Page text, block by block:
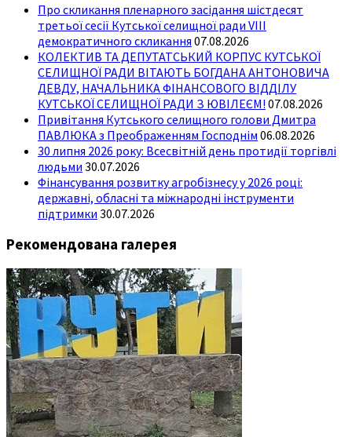
Про скликання пленарного засідання шістдесят
третьої сесії Кутської селищної ради VIII
демократичного скликання 07.08.2026
КОЛЕКТИВ ТА ДЕПУТАТСЬКИЙ КОРПУС КУТСЬКОЇ
СЕЛИЩНОЇ РАДИ ВІТАЮТЬ БОГДАНА АНТОНОВИЧА
ДЕВДУ, НАЧАЛЬНИКА ФІНАНСОВОГО ВІДДІЛУ
КУТСЬКОЇ СЕЛИЩНОЇ РАДИ З ЮВІЛЕЄМ! 07.08.2026
Привітання Кутського селищного голови Дмитра
ПАВЛЮКА з Преображенням Господнім 06.08.2026
30 липня 2026 року: Всесвітній день протидії торгівлі
людьми 30.07.2026
Фінансування розвитку агробізнесу у 2026 році:
державні, обласні та міжнародні інструменти
підтримки 30.07.2026
Рекомендована галерея